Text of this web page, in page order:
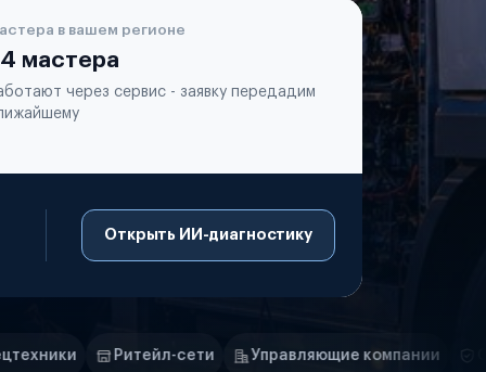
в вашем регионе
мастера
через сервис - заявку передадим
Открыть ИИ-диагностику
сети Управляющие компании Страховые компании